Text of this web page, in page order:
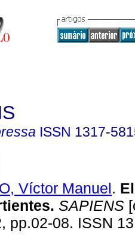
ISSN 1317-
Víctor Manuel.
SAPIENS
pp.02-08. ISSN